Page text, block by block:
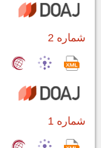
شماره 2
شماره 1